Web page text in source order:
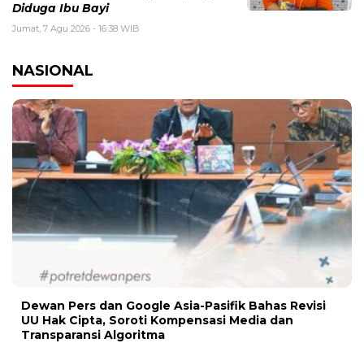
Diduga Ibu Bayi
Jumat, 7 Agu 2026 - 16:38 WIB
NASIONAL
Dewan Pers dan Google Asia-Pasifik Bahas Revisi
UU Hak Cipta, Soroti Kompensasi Media dan
Transparansi Algoritma